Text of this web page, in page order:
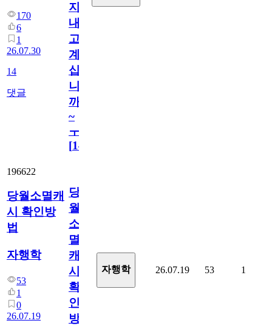
170
6
1
26.07.30
14
댓글
지
내
고
계
십
니
까
~
ㅜ
[14
196622
당월소멸캐
시 확인방
법
자행학
53
1
0
26.07.19
당
월
소
멸
캐
시
확
인
방
자행학 26.07.19 53 1